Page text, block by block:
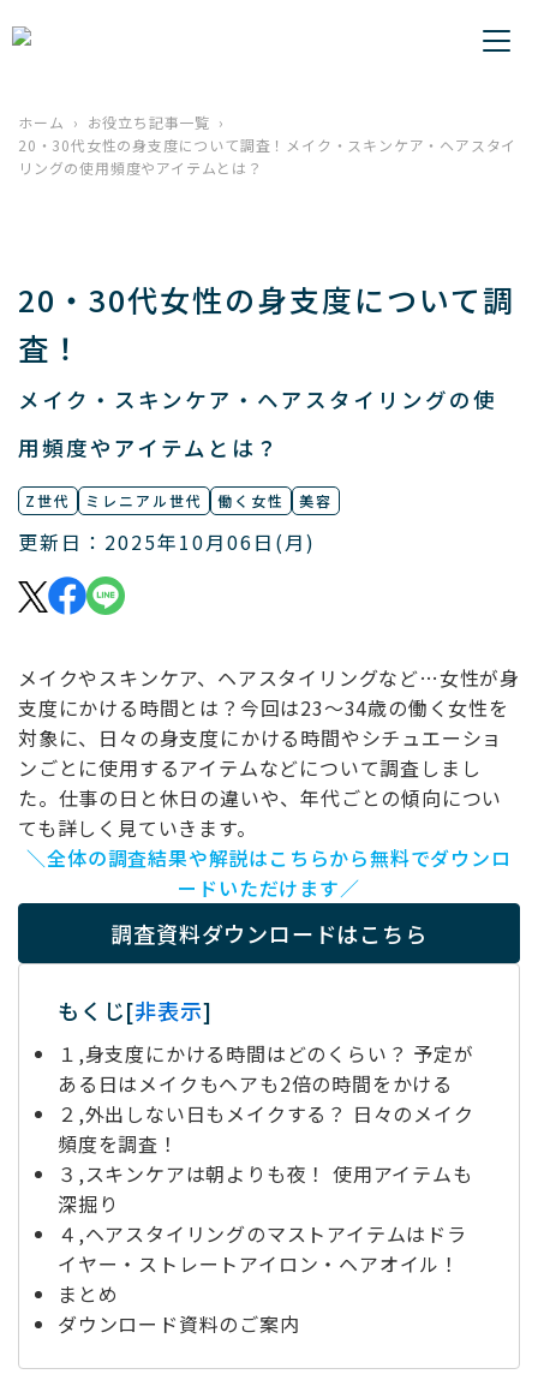
ホーム
お役立ち記事一覧
20・30代女性の身支度について調査！メイク・スキンケア・ヘアスタイ
リングの使用頻度やアイテムとは？
20・30代女性の身支度について調
査！
メイク・スキンケア・ヘアスタイリングの使
用頻度やアイテムとは？
Z世代 ミレニアル世代 働く女性 美容
更新日：2025年10月06日(月)
メイクやスキンケア、ヘアスタイリングなど…女性が身
支度にかける時間とは？今回は23～34歳の働く女性を
対象に、日々の身支度にかける時間やシチュエーショ
ンごとに使用するアイテムなどについて調査しまし
た。仕事の日と休日の違いや、年代ごとの傾向につい
ても詳しく見ていきます。
＼全体の調査結果や解説はこちらから無料でダウンロ
ードいただけます／
調査資料ダウンロードはこちら
もくじ[非表示]
１,身支度にかける時間はどのくらい？ 予定が
ある日はメイクもヘアも2倍の時間をかける
２,外出しない日もメイクする？ 日々のメイク
頻度を調査！
３,スキンケアは朝よりも夜！ 使用アイテムも
深掘り
４,ヘアスタイリングのマストアイテムはドラ
イヤー・ストレートアイロン・ヘアオイル！
まとめ
ダウンロード資料のご案内